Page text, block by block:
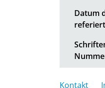
Datum
Kontakt